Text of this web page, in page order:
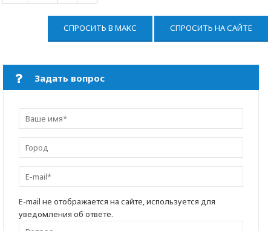
СПРОСИТЬ В МАКС СПРОСИТЬ НА САЙТЕ
Задать вопрос
E-mail не отображается на сайте, используется для
уведомления об ответе.